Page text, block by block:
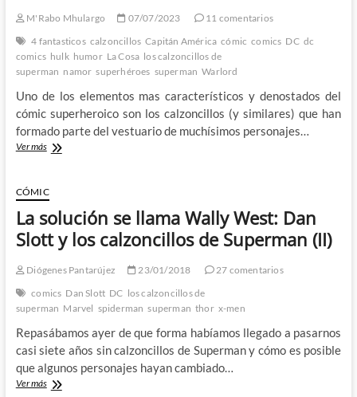
M'Rabo Mhulargo 07/07/2023
11 comentarios
4 fantasticos calzoncillos Capitán América cómic comics DC dc
comics hulk humor La Cosa los calzoncillos de
superman namor superhéroes superman Warlord
Uno de los elementos mas característicos y denostados del
cómic superheroico son los calzoncillos (y similares) que han
formado parte del vestuario de muchísimos personajes…
Ver más¡Los
(y
similares)
del
cómic
de
CÓMIC
La solución se llama Wally West: Dan
Slott y los calzoncillos de Superman (II)
Diógenes Pantarújez 23/01/2018
27 comentarios
comics Dan Slott DC los calzoncillos de
superman Marvel spiderman superman thor x-men
Repasábamos ayer de que forma habíamos llegado a pasarnos
casi siete años sin calzoncillos de Superman y cómo es posible
que algunos personajes hayan cambiado…
Ver másLa